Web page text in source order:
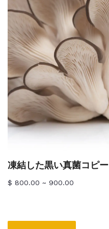
凍結した黒い真菌コピー
$ 800.00 ~ 900.00